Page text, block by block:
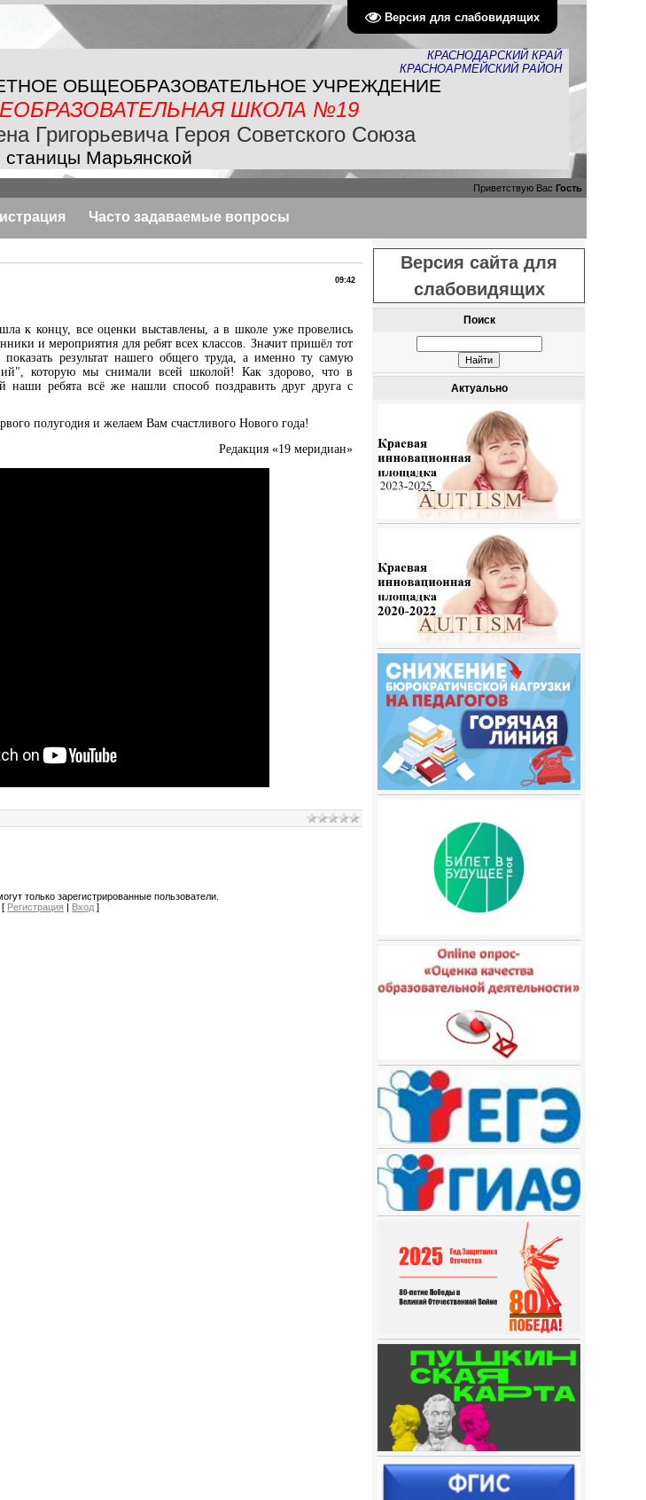
Версия для слабовидящих
КРАСНОДАРСКИЙ КРАЙ
КРАСНОАРМЕЙСКИЙ РАЙОН
ОБЩЕОБРАЗОВАТЕЛЬНОЕ УЧРЕЖДЕНИЕ
ШКОЛА №19
Григорьевича Героя Советского Союза
станицы Марьянской
Приветствую Вас Гость
Часто задаваемые вопросы
09:42
к концу, все оценки выставлены, а в школе уже провелись
и мероприятия для ребят всех классов. Значит пришёл тот
результат нашего общего труда, а именно ту самую
которую мы снимали всей школой! Как здорово, что в
наши ребята всё же нашли способ поздравить друг друга с
полугодия и желаем Вам счастливого Нового года!
Редакция «19 меридиан»
только зарегистрированные пользователи.
[ Регистрация | Вход ]
Версия сайта для
слабовидящих
Поиск
Актуально